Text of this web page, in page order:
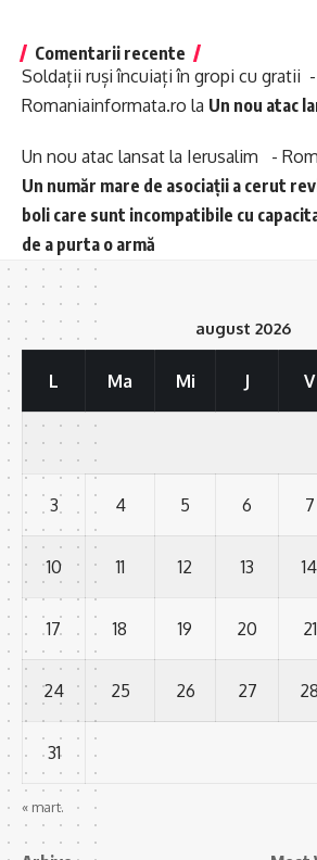
Comentarii recente
Soldații ruși încuiați în gropi cu gratii -
Romaniainformata.ro la Un nou atac
Un nou atac lansat la Ierusalim -
Un număr mare de asociații a cerut
boli care sunt incompatibile cu
de a purta o armă
august 2026
L Ma Mi J V
3 4 5 6 7
10 11 12 13 14
17 18 19 20 21
24 25 26 27 28
31
« mart.